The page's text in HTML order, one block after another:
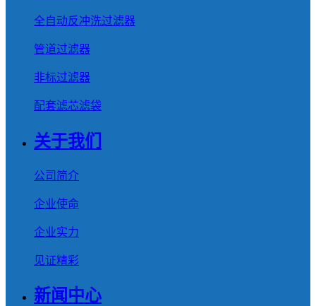
全自动反冲洗过滤器
管道过滤器
非标过滤器
配套滤芯滤袋
关于我们
公司简介
企业使命
企业实力
见证精彩
新闻中心